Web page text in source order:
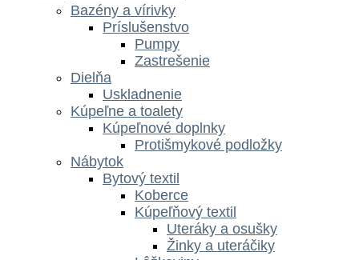
Bazény a vírivky
Príslušenstvo
Pumpy
Zastrešenie
Dielňa
Uskladnenie
Kúpeľne a toalety
Kúpeľnové doplnky
Protišmykové podložky
Nábytok
Bytový textil
Koberce
Kúpeľňový textil
Uteráky a osušky
Žinky a uteráčiky